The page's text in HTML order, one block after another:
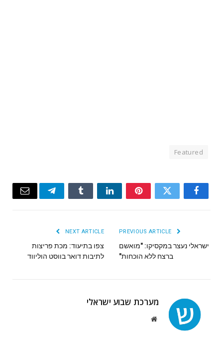
Featured
Facebook
Twitter
Pinterest
LinkedIn
Tumblr
Telegram
Email
ישראלי נעצר במקסיקו: "מואשם
ברצח ללא הוכחות"
NEXT ARTICLE
צפו בתיעוד: מכת פריצות
לתיבות דואר בווסט הוליווד
מערכת שבוע ישראלי
Website